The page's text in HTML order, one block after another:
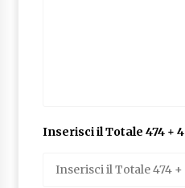
Inserisci il Totale 474 + 4